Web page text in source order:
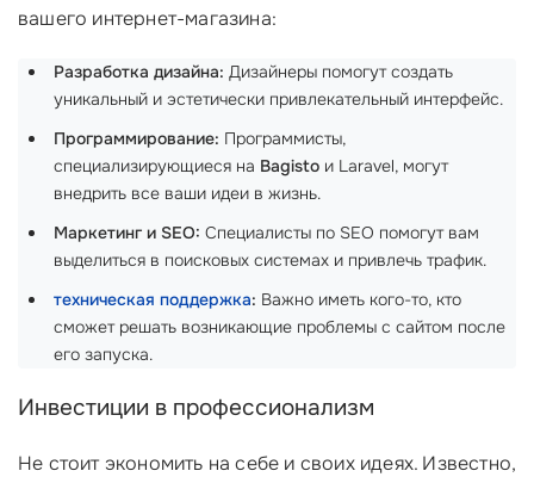
вашего интернет-магазина:
Разработка дизайна: Дизайнеры помогут создать
уникальный и эстетически привлекательный интерфейс.
Программирование: Программисты,
специализирующиеся на Bagisto и Laravel, могут
внедрить все ваши идеи в жизнь.
Маркетинг и SEO: Специалисты по SEO помогут вам
выделиться в поисковых системах и привлечь трафик.
техническая поддержка: Важно иметь кого-то, кто
сможет решать возникающие проблемы с сайтом после
его запуска.
Инвестиции в профессионализм
Не стоит экономить на себе и своих идеях. Известно,